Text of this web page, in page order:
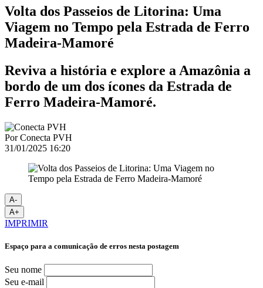
Volta dos Passeios de Litorina: Uma
Viagem no Tempo pela Estrada de Ferro
Madeira-Mamoré
Reviva a história e explore a Amazônia a
bordo de um dos ícones da Estrada de
Ferro Madeira-Mamoré.
PorConecta PVH
31/01/2025 16:20
A-
A+
IMPRIMIR
Espaço para a comunicação de erros nesta postagem
Seu nome
Seu e-mail